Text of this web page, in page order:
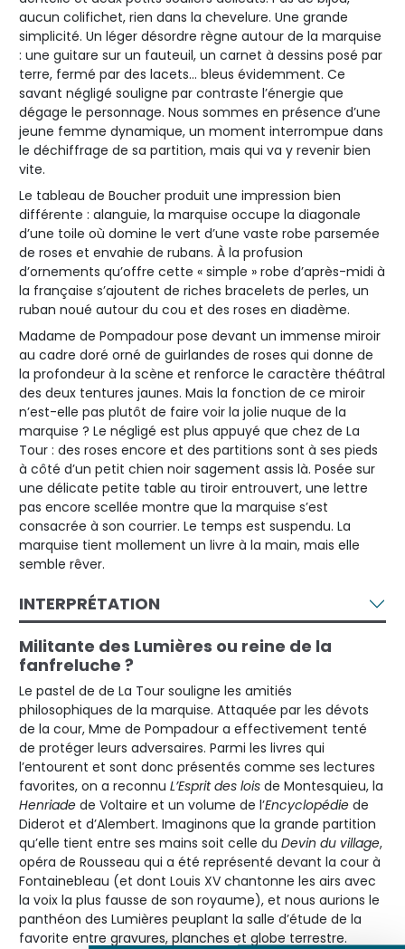
aucun colifichet, rien dans la chevelure. Une grande
simplicité. Un léger désordre règne autour de la marquise
: une guitare sur un fauteuil, un carnet à dessins posé par
terre, fermé par des lacets… bleus évidemment. Ce
savant négligé souligne par contraste l’énergie que
dégage le personnage. Nous sommes en présence d’une
jeune femme dynamique, un moment interrompue dans
le déchiffrage de sa partition, mais qui va y revenir bien
vite.
Le tableau de Boucher produit une impression bien
différente : alanguie, la marquise occupe la diagonale
d’une toile où domine le vert d’une vaste robe parsemée
de roses et envahie de rubans. À la profusion
d’ornements qu’offre cette « simple » robe d’après-midi à
la française s’ajoutent de riches bracelets de perles, un
ruban noué autour du cou et des roses en diadème.
Madame de Pompadour pose devant un immense miroir
au cadre doré orné de guirlandes de roses qui donne de
la profondeur à la scène et renforce le caractère théâtral
des deux tentures jaunes. Mais la fonction de ce miroir
n’est-elle pas plutôt de faire voir la jolie nuque de la
marquise ? Le négligé est plus appuyé que chez de La
Tour : des roses encore et des partitions sont à ses pieds
à côté d’un petit chien noir sagement assis là. Posée sur
une délicate petite table au tiroir entrouvert, une lettre
pas encore scellée montre que la marquise s’est
consacrée à son courrier. Le temps est suspendu. La
marquise tient mollement un livre à la main, mais elle
semble rêver.
INTERPRÉTATION
Militante des Lumières ou reine de la
fanfreluche ?
Le pastel de de La Tour souligne les amitiés
philosophiques de la marquise. Attaquée par les dévots
de la cour, Mme de Pompadour a effectivement tenté
de protéger leurs adversaires. Parmi les livres qui
l’entourent et sont donc présentés comme ses lectures
favorites, on a reconnu L’Esprit des lois de Montesquieu, la
Henriade de Voltaire et un volume de l’Encyclopédie de
Diderot et d’Alembert. Imaginons que la grande partition
qu’elle tient entre ses mains soit celle du Devin du village,
opéra de Rousseau qui a été représenté devant la cour à
Fontainebleau (et dont Louis XV chantonne les airs avec
la voix la plus fausse de son royaume), et nous aurions le
panthéon des Lumières peuplant la salle d’étude de la
favorite entre gravures, planches et globe terrestre.